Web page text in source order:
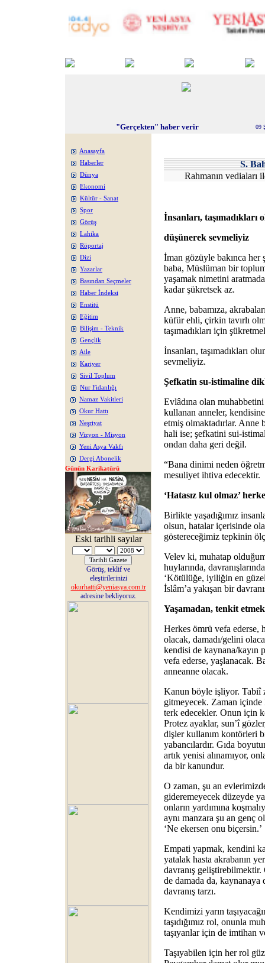
"Gerçekten" haber verir 09
Anasayfa
Haberler
Dünya
Ekonomi
Kültür - Sanat
Spor
Görüş
Lahika
Röportaj
Dizi
Yazarlar
Basından Seçmeler
Haber İndeksi
Enstitü
Eğitim
Bilişim - Teknik
Gençlik
Aile
Kariyer
Sivil Toplum
Nur Fidanlığı
Namaz Vakitleri
Okur Hattı
Neşriyat
Vizyon - Misyon
Yeni Asya Vakfı
Dergi Abonelik
Günün Karikatürü
Eski tarihli sayılar
Görüş, teklif ve
eleştirilerinizi
okurhatti@yeniasya.com.tr
adresine bekliyoruz.
S.
Rahmanın vediaları
İnsanları, taşımadıkları
düşünerek sevmeliyiz
İman gözüyle bakınca her
baba, Müslüman bir
yaşamak nimetini
kadar şükretsek az.
Anne, babamıza,
küfür ehli, çirkin tavırlı
taşımadıkları için
İnsanları, taşımadıkları
sevmeliyiz.
Şefkatin su-istimaline
Evlâdına olan
kullanan anneler,
etmiş olmaktadırlar. Anne
hali ise; şefkatini sui-
ondan daha geri değil.
“Bana dinimi neden
mesuliyet ihtiva edecektir.
‘Hatasız kul olmaz’
Birlikte yaşadığımız
olsun, hatalar içerisinde
göstereceğimiz tepkinin
Velev ki, muhatap
huylarında,
‘Kötülüğe, iyiliğin en
İslâm’a yakışan bir
Yaşamadan, tenkit
Herkes ömrü vefa ederse,
olacak, damadı/gelini
kendisi de kaynana/kayın
vefa ederse, yaşlanacak.
anneanne olacak.
Kanun böyle işliyor. Tabiî
gitmeyecek. Zaman
terk edecekler. Onun için
Protez ayaklar, sun’î
dişler kullanım kontörleri
yabancılardır. Gıda
artık yenisi alınamıyor,
da bir kanundur.
O zaman, şu an
gideremeyecek düzeyde
onların yardımına
aynı manzara şu an genç
‘Ne ekersen onu biçersin.’
Empati yapmak, kendini
yatalak hasta akrabanın
davranış
de damada da, kaynanaya
davranış tarzı.
Kendimizi yarın
taşıdığımız rol, onunla
taşıyanlar için de imtihan
Taşıyabilen için her rol